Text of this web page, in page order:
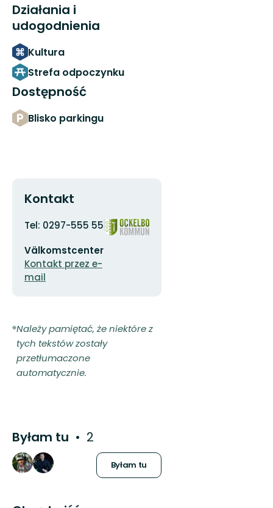
Działania i
udogodnienia
Kultura
Strefa odpoczynku
Dostępność
Blisko parkingu
Kontakt
Adres
Tel: 0297-555 55
e-
mail
Välkomstcenter
Kontakt przez e-
mail
Logotyp
organizacji
Należy pamiętać, że niektóre z
tych tekstów zostały
przetłumaczone
automatycznie.
Byłam tu 2
Byłam tu